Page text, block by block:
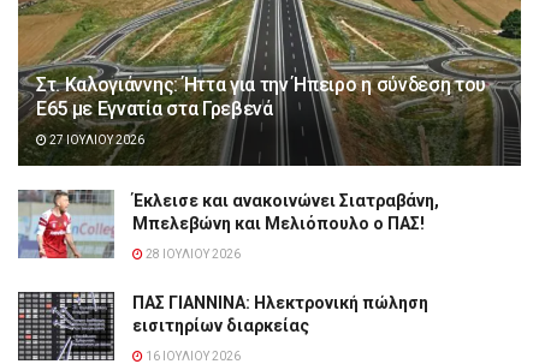
Στ. Καλογιάννης: Ήττα για την Ήπειρο η σύνδεση του
Ε65 με Εγνατία στα Γρεβενά
27 ΙΟΥΛΊΟΥ 2026
Έκλεισε και ανακοινώνει Σιατραβάνη,
Μπελεβώνη και Μελιόπουλο ο ΠΑΣ!
28 ΙΟΥΛΊΟΥ 2026
ΠΑΣ ΓΙΑΝΝΙΝΑ: Hλεκτρονική πώληση
εισιτηρίων διαρκείας
16 ΙΟΥΛΊΟΥ 2026